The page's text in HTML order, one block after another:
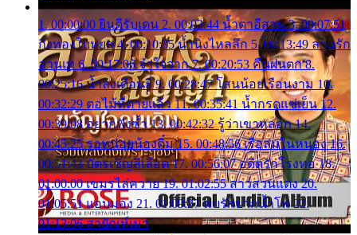
1. 00:00:00 ยินดีรับเดน 2. 00:03:44 น้ำตาอีสาน 3. 00:07:51
กิ่งทองใบหยก 4. 00:10:35 น้ำนิ่งไหลลึก 5. 00:13:49 ลานรัก
ลานเท 6. 00:17:06 จำใจจาก 7. 00:20:53 คืนฝนตก 8.
00:25:16 น้ำลงเดือนยี่ 9. 00:28:47 โสนน้อยเรือนงาม 10.
00:32:29 ตอไม้ที่ตายแล้ว 11. 00:35:41 น้ำกรดแช่เย็น 12.
00:39:08 อยากฟังซ้ำ 13. 00:42:32 รู้ว่าเขาหลอก 14.
00:45:25 รอหน่อยน้องติ๋ม 15. 00:48:56 เรือล่มในหนอง 16.
00:51:43 บัตรเชิญสีเลือด 17. 00:56:07 อดีตรักโรงทอ 18.
01:00:00 เขมรไล่ควาย 19. 01:02:55 สาวสวนแตง 20.
01:05:51 แอบมอง 21. 01:09:27 พบรักปากน้ำโพ 22.
01:13:06 สายัณห์เมา